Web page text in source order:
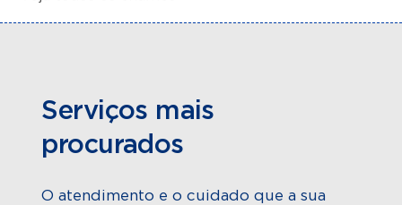
Serviços mais
procurados
O atendimento e o cuidado que a sua